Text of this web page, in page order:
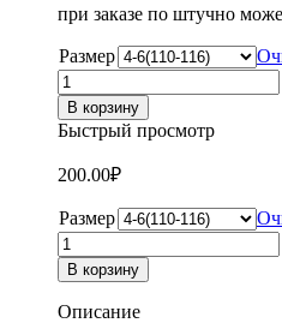
при заказе по штучно
Размер
Количество
товара
Лосины
детские
на
меху
для
девочек
Зувэй
3506
В корзину
Быстрый просмотр
200.00₽
Размер
Количество
товара
Лосины
детские
В корзину
Описание